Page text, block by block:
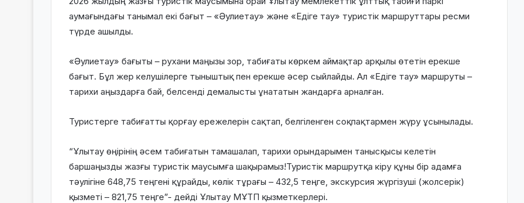
аумағындағы танымал екі бағыт – «Әулиетау» және «Едіге тау» туристік маршруттары ресми
түрде ашылды.
«Әулиетау» бағыты – рухани маңызы зор, табиғаты көркем аймақтар арқылы өтетін ерекше
бағыт. Бұл жер келушілерге тыныштық пен ерекше әсер сыйлайды. Ал «Едіге тау» маршруты –
тарихи аңыздарға бай, белсенді демалысты ұнататын жандарға арналған.
Туристерге табиғатты қорғау ережелерін сақтап, белгіленген соқпақтармен жүру ұсынылады.
“Ұлытау өңірінің әсем табиғатын тамашалап, тарихи орындарымен танысқысы келетін
баршаңызды жазғы туристік маусымға шақырамыз!Туристік маршрутқа кіру құны бір адамға
тәулігіне 648,75 теңгені құрайды, көлік тұрағы – 432,5 теңге, экскурсия жүргізуші (жолсерік)
қызметі – 821,75 теңге”- дейді Ұлытау МҰТП қызметкерлері.